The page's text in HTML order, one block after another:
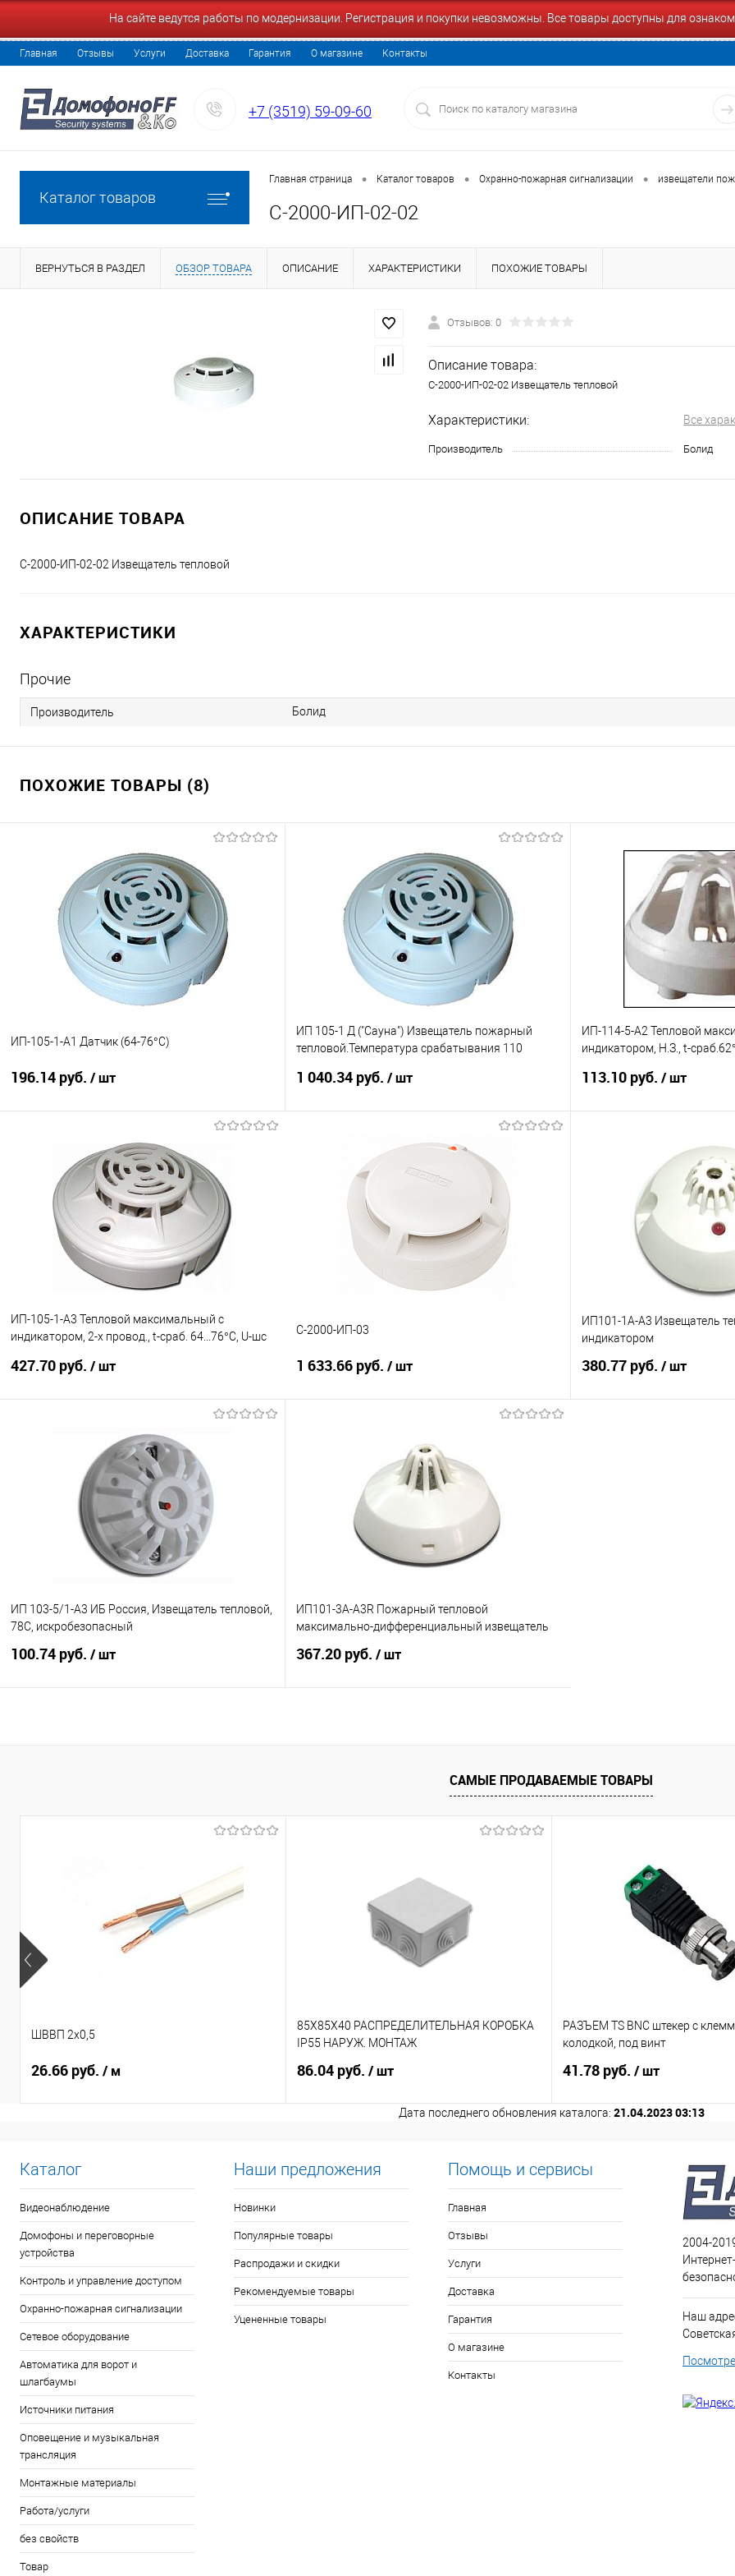
На сайте ведутся работы по модернизации. Регистрация и покупки невозможны. Все товары доступны для
Главная Отзывы Услуги Доставка Гарантия О магазине Контакты
+7 (3519) 59-09-60
Каталог товаров
Главная страница • Каталог товаров • Охранно-пожарная сигнализации • извещатели
С-2000-ИП-02-02
ВЕРНУТЬСЯ В РАЗДЕЛ ОБЗОР ТОВАРА ОПИСАНИЕ ХАРАКТЕРИСТИКИ ПОХОЖИЕ ТОВАРЫ
Отзывов: 0
Описание товара:
С-2000-ИП-02-02 Извещатель тепловой
Характеристики: Все
Производитель Болид
ОПИСАНИЕ ТОВАРА
С-2000-ИП-02-02 Извещатель тепловой
ХАРАКТЕРИСТИКИ
Прочие
Производитель Болид
ПОХОЖИЕ ТОВАРЫ (8)
ИП-105-1-А1 Датчик (64-76°С)
196.14 руб. / шт
В корзину
Купить в 1 клик
К сравнению
В избранное
9
ИП 105-1 Д ("Сауна") Извещатель пожарный
тепловой.Температура срабатывания 110
1 040.34 руб. / шт
В корзину
Купить в 1 клик
К сравнению
В избранное
ИП-114-5-А2 Тепловой
индикатором, Н.З., t-
113.10 руб. / шт
В
Купить в 1 клик
В избранное
ИП-105-1-А3 Тепловой максимальный с
индикатором, 2-х провод., t-сраб. 64...76°С, U-шс
427.70 руб. / шт
В корзину
Купить в 1 клик
К сравнению
В избранное
Под заказ
С-2000-ИП-03
1 633.66 руб. / шт
Купить в 1 клик
К сравнению
В избранное
ИП101-1А-А3 Извещатель
индикатором
380.77 руб. / шт
ИП 103-5/1-А3 ИБ Россия, Извещатель тепловой,
78С, искробезопасный
100.74 руб. / шт
ИП101-3А-A3R Пожарный тепловой
максимально-дифференциальный извещатель
367.20 руб. / шт
29
САМЫЕ ПРОДАВАЕМЫЕ ТОВАРЫ
ШВВП 2х0,5
26.66 руб. / м
85X85X40 РАСПРЕДЕЛИТЕЛЬНАЯ КОРОБКА
IP55 НАРУЖ. МОНТАЖ
86.04 руб. / шт
РАЗЪЕМ TS BNC штекер с
колодкой, под винт
41.78 руб. / шт
Дата последнего обновления каталога: 21.04.2023 03:13
Каталог
Видеонаблюдение
Домофоны и переговорные
устройства
Контроль и управление доступом
Охранно-пожарная сигнализации
Сетевое оборудование
Автоматика для ворот и
шлагбаумы
Источники питания
Оповещение и музыкальная
трансляция
Монтажные материалы
Работа/услуги
без свойств
Товар
Наши предложения
Новинки
Популярные товары
Распродажи и скидки
Рекомендуемые товары
Уцененные товары
Помощь и сервисы
Главная
Отзывы
Услуги
Доставка
Гарантия
О магазине
Контакты
2004-
Наш